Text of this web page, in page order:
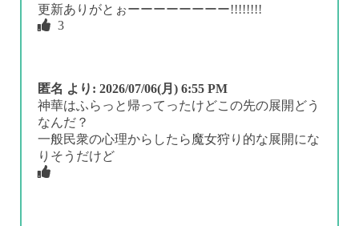
更新ありがとぉーーーーーーーー!!!!!!!!
3
匿名 より: 2026/07/06(月) 6:55 PM
神華はふらっと帰ってったけどこの先の展開どう
なんだ？
一般民衆の心理からしたら魔女狩り的な展開にな
りそうだけど